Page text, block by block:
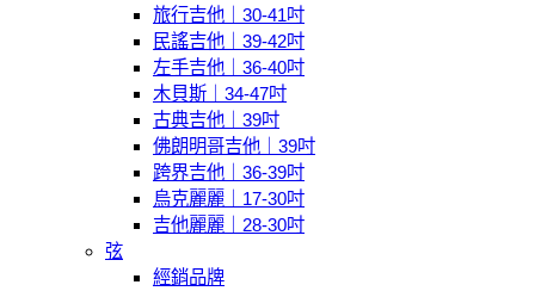
旅行吉他｜30-41吋
民謠吉他｜39-42吋
左手吉他｜36-40吋
木貝斯｜34-47吋
古典吉他｜39吋
佛朗明哥吉他｜39吋
跨界吉他｜36-39吋
烏克麗麗｜17-30吋
吉他麗麗｜28-30吋
弦
經銷品牌